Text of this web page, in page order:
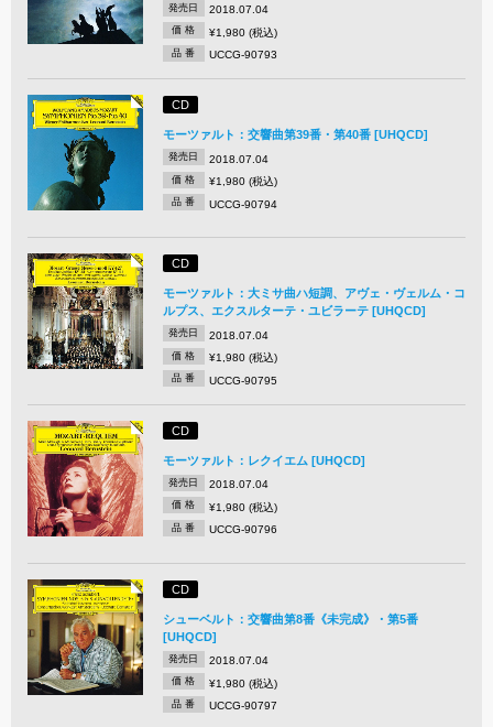
発売日 2018.07.04
価 格 ¥1,980 (税込)
品 番 UCCG-90793
CD
モーツァルト：交響曲第39番・第40番 [UHQCD]
発売日 2018.07.04
価 格 ¥1,980 (税込)
品 番 UCCG-90794
CD
モーツァルト：大ミサ曲ハ短調、アヴェ・ヴェルム・コ
ルプス、エクスルターテ・ユビラーテ [UHQCD]
発売日 2018.07.04
価 格 ¥1,980 (税込)
品 番 UCCG-90795
CD
モーツァルト：レクイエム [UHQCD]
発売日 2018.07.04
価 格 ¥1,980 (税込)
品 番 UCCG-90796
CD
シューベルト：交響曲第8番《未完成》・第5番
[UHQCD]
発売日 2018.07.04
価 格 ¥1,980 (税込)
品 番 UCCG-90797